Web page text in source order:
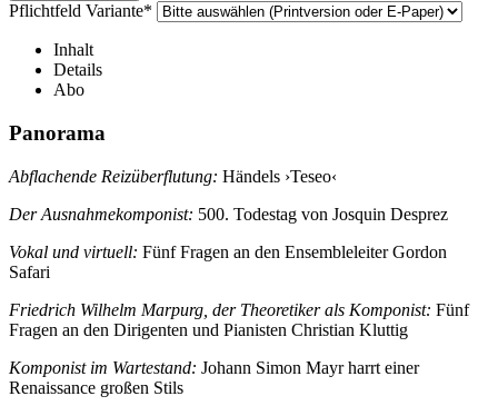
Pflichtfeld Variante*
Inhalt
Details
Abo
Panorama
Abflachende Reizüberflutung: Händels ›Teseo‹
Der Ausnahmekomponist: 500. Todestag von Josquin Desprez
Vokal und virtuell: Fünf Fragen an den Ensembleleiter Gordon
Safari
Friedrich Wilhelm Marpurg, der Theoretiker als Komponist: Fünf
Fragen an den Dirigenten und Pianisten Christian Kluttig
Komponist im Wartestand: Johann Simon Mayr harrt einer
Renaissance großen Stils